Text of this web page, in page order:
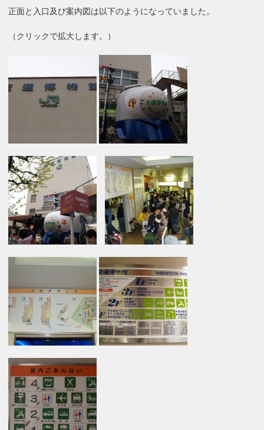
正面と入口及び案内図は以下のようになっていました。
（クリックで拡大します。）